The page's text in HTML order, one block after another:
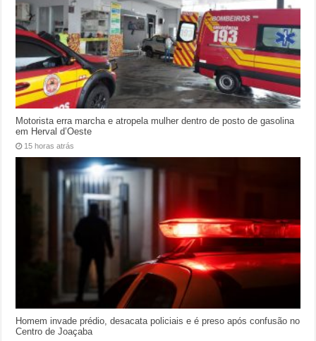
Motorista erra marcha e atropela mulher dentro de posto de gasolina
em Herval d’Oeste
15 horas atrás
Homem invade prédio, desacata policiais e é preso após confusão no
Centro de Joaçaba